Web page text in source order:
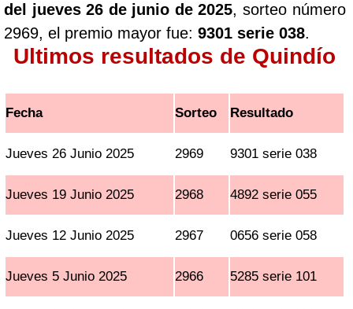
del jueves 26 de junio de 2025, sorteo número
2969, el premio mayor fue: 9301 serie 038.
Ultimos resultados de Quindío
Fecha Sorteo Resultado
Jueves 26 Junio 2025 2969 9301 serie 038
Jueves 19 Junio 2025 2968 4892 serie 055
Jueves 12 Junio 2025 2967 0656 serie 058
Jueves 5 Junio 2025 2966 5285 serie 101